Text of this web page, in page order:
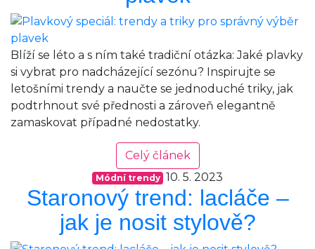
Blíží se léto a s ním také tradiční otázka: Jaké plavky
si vybrat pro nadcházející sezónu? Inspirujte se
letošními trendy a naučte se jednoduché triky, jak
podtrhnout své přednosti a zároveň elegantně
zamaskovat případné nedostatky.
Celý článek
Módní trendy 10. 5. 2023
Staronový trend: lacláče –
jak je nosit stylově?